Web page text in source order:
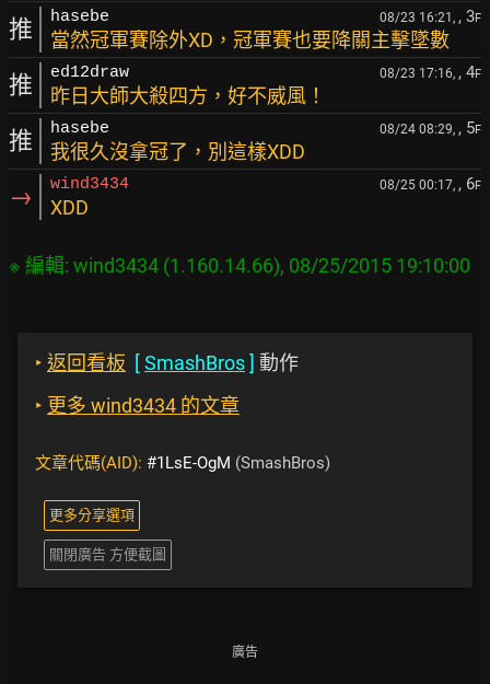
推 hasebe 08/23 16:21, , 3F
當然冠軍賽除外XD，冠軍賽也要降關主擊墜數
推 ed12draw 08/23 17:16, , 4F
昨日大師大殺四方，好不威風！
推 hasebe 08/24 08:29, , 5F
我很久沒拿冠了，別這樣XDD
→ wind3434 08/25 00:17, , 6F
XDD
‣ 返回看板 [SmashBros] 動作
‣ 更多 wind3434 的文章
文章代碼(AID): #1LsE-OgM (SmashBros)
更多分享選項
關閉廣告 方便截圖
廣告